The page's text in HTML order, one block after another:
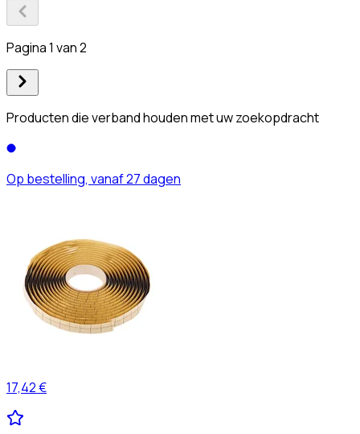
Pagina 1 van 2
Producten die verband houden met uw zoekopdracht
Op bestelling, vanaf 27 dagen
17,42 €